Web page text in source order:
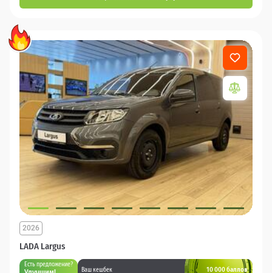
LADA Largus
2026
Есть предложение?
Ваш кешбек 10 000 баллов